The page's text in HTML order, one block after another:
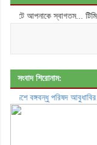
স্বাগতম...টিমি থিম, নিউজ
সংবাদ শিরোনাম:
পরিষদ আবুধাবির স্মারকলিপি